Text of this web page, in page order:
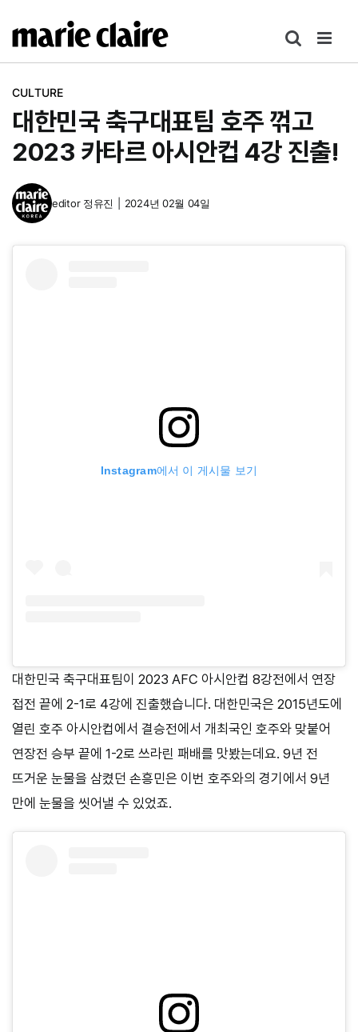
텐
건CULTURE
대한민국 축구대표팀 호주 꺾고
2023 카타르 아시안컵 4강 진출!
editor 정유진 2024년 02월 04일
Instagram에서 이 게시물 보기
대한민국 축구대표팀이 2023 AFC 아시안컵 8강전에서 연장
접전 끝에 2-1로 4강에 진출했습니다. 대한민국은 2015년도에
열린 호주 아시안컵에서 결승전에서 개최국인 호주와 맞붙어
연장전 승부 끝에 1-2로 쓰라린 패배를 맛봤는데요. 9년 전
뜨거운 눈물을 삼켰던 손흥민은 이번 호주와의 경기에서 9년
만에 눈물을 씻어낼 수 있었죠.